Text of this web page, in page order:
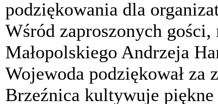
podziękowania dla
Wśród zaproszonych
Małopolskiego Andrzeja
Wojewoda podziękował za
Brzeźnica kultywuje